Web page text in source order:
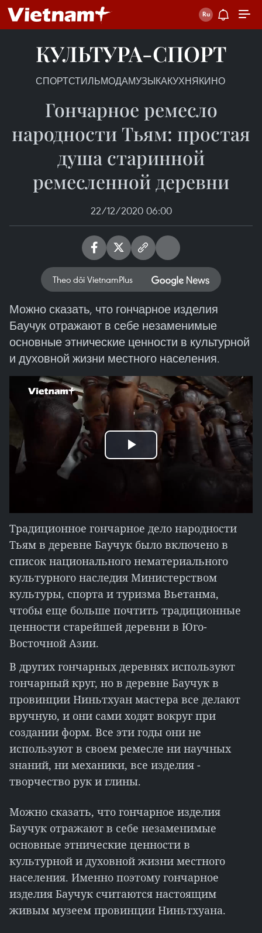
КУЛЬТУРА-СПОРТ
СПОРТСТИЛЬМОДАМУЗЫКАКУХНЯКИНО
Гончарное ремесло
народности Тьям: простая
душа старинной
ремесленной деревни
22/12/2020 06:00
Theo dõi VietnamPlus
Можно сказать, что гончарное изделия
Баучук отражают в себе незаменимые
основные этнические ценности в культурной
и духовной жизни местного населения.
Play
Традиционное гончарное дело народности
Тьям в деревне Баучук было включено в
список национального нематериального
культурного наследия Министерством
культуры, спорта и туризма Вьетанма,
чтобы еще больше почтить традиционные
ценности старейшей деревни в Юго-
Восточной Азии.
В других гончарных деревнях используют
гончарный круг, но в деревне Баучук в
провинции Ниньтхуан мастера все делают
вручную, и они сами ходят вокруг при
создании форм. Все эти годы они не
используют в своем ремесле ни научных
знаний, ни механики, все изделия -
творчество рук и глины.
Можно сказать, что гончарное изделия
Баучук отражают в себе незаменимые
основные этнические ценности в
культурной и духовной жизни местного
населения. Именно поэтому гончарное
изделия Баучук считаются настоящим
живым музеем провинции Ниньтхуана.